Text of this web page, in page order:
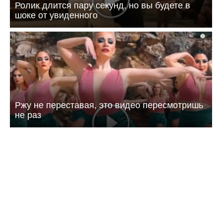
Ролик длится пару секунд, но вы будете в
шоке от увиденного
i
Ржу не переставая, это видео пересмотришь
не раз